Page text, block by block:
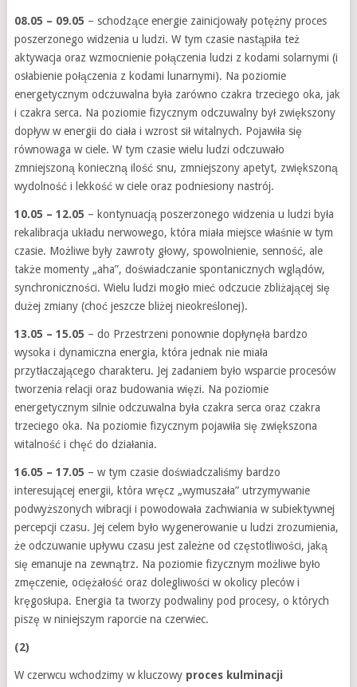
08.05 – 09.05 – schodzące energie zainicjowały potężny proces
poszerzonego widzenia u ludzi. W tym czasie nastąpiła też
aktywacja oraz wzmocnienie połączenia ludzi z kodami solarnymi (i
osłabienie połączenia z kodami lunarnymi). Na poziomie
energetycznym odczuwalna była zarówno czakra trzeciego oka, jak
i czakra serca. Na poziomie fizycznym odczuwalny był zwiększony
dopływ w energii do ciała i wzrost sił witalnych. Pojawiła się
równowaga w ciele. W tym czasie wielu ludzi odczuwało
zmniejszoną konieczną ilość snu, zmniejszony apetyt, zwiększoną
wydolność i lekkość w ciele oraz podniesiony nastrój.
10.05 – 12.05 – kontynuacją poszerzonego widzenia u ludzi była
rekalibracja układu nerwowego, która miała miejsce właśnie w tym
czasie. Możliwe były zawroty głowy, spowolnienie, senność, ale
także momenty „aha”, doświadczanie spontanicznych wglądów,
synchroniczności. Wielu ludzi mogło mieć odczucie zbliżającej się
dużej zmiany (choć jeszcze bliżej nieokreślonej).
13.05 – 15.05 – do Przestrzeni ponownie dopłynęła bardzo
wysoka i dynamiczna energia, która jednak nie miała
przytłaczającego charakteru. Jej zadaniem było wsparcie procesów
tworzenia relacji oraz budowania więzi. Na poziomie
energetycznym silnie odczuwalna była czakra serca oraz czakra
trzeciego oka. Na poziomie fizycznym pojawiła się zwiększona
witalność i chęć do działania.
16.05 – 17.05 – w tym czasie doświadczaliśmy bardzo
interesującej energii, która wręcz „wymuszała” utrzymywanie
podwyższonych wibracji i powodowała zachwiania w subiektywnej
percepcji czasu. Jej celem było wygenerowanie u ludzi zrozumienia,
że odczuwanie upływu czasu jest zależne od częstotliwości, jaką
się emanuje na zewnątrz. Na poziomie fizycznym możliwe było
zmęczenie, ociężałość oraz dolegliwości w okolicy pleców i
kręgosłupa. Energia ta tworzy podwaliny pod procesy, o których
piszę w niniejszym raporcie na czerwiec.
(2)
W czerwcu wchodzimy w kluczowy proces kulminacji